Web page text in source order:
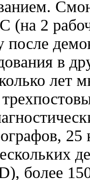
2
в
лет
25
более